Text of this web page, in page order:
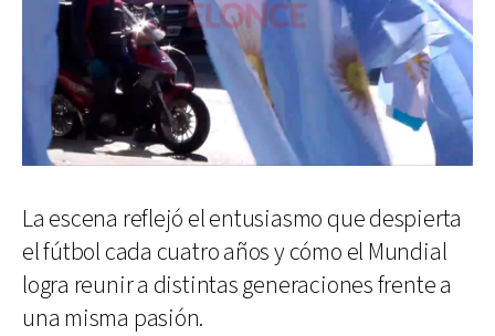
La escena reflejó el entusiasmo que despierta
el fútbol cada cuatro años y cómo el Mundial
logra reunir a distintas generaciones frente a
una misma pasión.